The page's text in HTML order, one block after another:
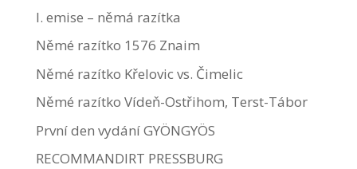
I. emise – němá razítka
Němé razítko 1576 Znaim
Němé razítko Křelovic vs. Čimelic
Němé razítko Vídeň-Ostřihom, Terst-Tábor
První den vydání GYÖNGYÖS
RECOMMANDIRT PRESSBURG